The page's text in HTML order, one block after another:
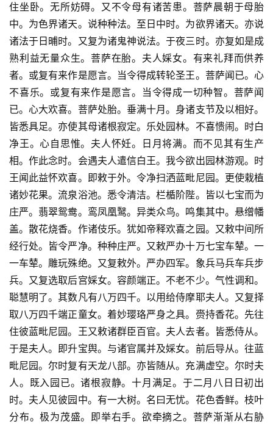
住坐卧。无所妨碍。又不令母有诸苦患。菩萨晨朝于母胎
中。为色界诸天。说种种法。至日中时。为欲界诸天。亦说
诸法于日晡时。又复为诸鬼神说法。于夜三时。亦复如是成
熟利益无量众生。菩萨在胎。夫人婇女。有来礼拜而供养
者。或复有来作是愿言。当令得成转轮圣王。菩萨闻已。心
不喜乐。或复有来作是愿言。当令得成一切种智。菩萨闻
已。心大欢喜。菩萨处胎。垂满十月。身诸支节及以相好。
皆悉具足。亦使其母诸根寂定。乐处园林。不喜愦闹。时白
净王。心自思惟。夫人怀妊。日月将满。而不见其有生产
相。作此念时。会遇夫人遣信白王。我今欲出园林游观。时
王闻此益怀欢喜。即敕于外。令净扫洒蓝毗尼园。更使栽植
诸妙花果。流泉浴池。悉令清洁。栏楯阶陛。皆以七宝而为
庄严。翡翠鸳鸯。鸾凤凰鹥。异类众鸟。鸣集其中。悬缯幡
盖。散花烧香。作诸伎乐。犹如帝释欢喜之园。又敕中间所
经行处。皆令严净。种种庄严。又敕严办十万七宝车辇。一
一车辇。雕玩殊绝。又复敕外。严办四军。象兵马兵车兵步
兵。又复选取后宫婇女。容颜端正。不老不少。气性调和。
聪慧明了。其数凡有八万四千。以用给侍摩耶夫人。又复择
取八万四千端正童女。着妙璎珞严身之具。赍持香花。先往
住彼蓝毗尼园。王又敕诸群臣百官。夫人去者。皆悉侍从。
于是夫人。即升宝舆。与诸官属并及婇女。前后导从。往蓝
毗尼园。尔时复有天龙八部。亦皆随从。充满虚空。尔时夫
人。既入园已。诸根寂静。十月满足。于二月八日日初出
时。夫人见彼园中。有一大树。名曰无忧。花色香鲜。枝叶
分布。极为茂盛。即举右手。欲牵摘之。菩萨渐渐从右胁